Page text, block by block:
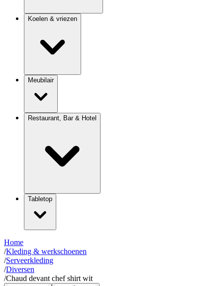
Koelen & vriezen
Meubilair
Restaurant, Bar & Hotel
Tabletop
Home
/Kleding & werkschoenen
/Serveerkleding
/Diversen
/Chaud devant chef shirt wit